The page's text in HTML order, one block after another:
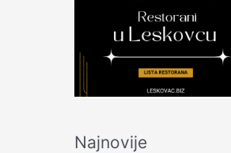
Najnovije